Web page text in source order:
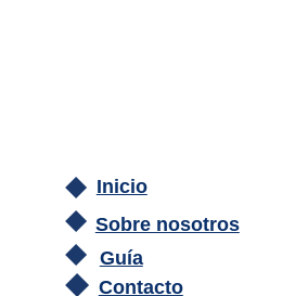
Inicio
Guía
Contacto
Sobre nosotros